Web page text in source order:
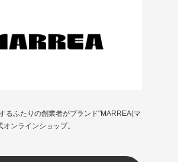
るふたりの創業者がブランド"MARREA(マ
ンラインショップ。